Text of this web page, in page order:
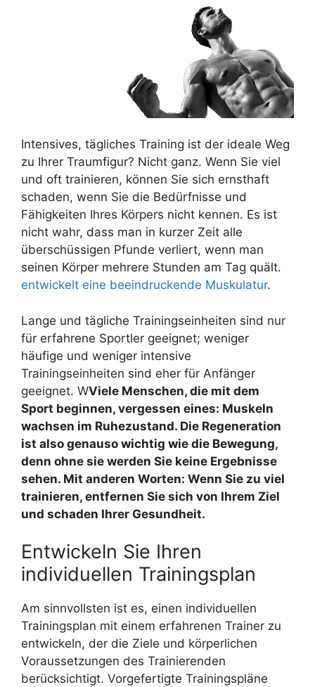
Intensives, tägliches Training ist der ideale Weg
zu Ihrer Traumfigur? Nicht ganz. Wenn Sie viel
und oft trainieren, können Sie sich ernsthaft
schaden, wenn Sie die Bedürfnisse und
Fähigkeiten Ihres Körpers nicht kennen. Es ist
nicht wahr, dass man in kurzer Zeit alle
überschüssigen Pfunde verliert, wenn man
seinen Körper mehrere Stunden am Tag quält.
entwickelt eine beeindruckende Muskulatur.
Lange und tägliche Trainingseinheiten sind nur
für erfahrene Sportler geeignet; weniger
häufige und weniger intensive
Trainingseinheiten sind eher für Anfänger
geeignet. WViele Menschen, die mit dem
Sport beginnen, vergessen eines: Muskeln
wachsen im Ruhezustand. Die Regeneration
ist also genauso wichtig wie die Bewegung,
denn ohne sie werden Sie keine Ergebnisse
sehen. Mit anderen Worten: Wenn Sie zu viel
trainieren, entfernen Sie sich von Ihrem Ziel
und schaden Ihrer Gesundheit.
Entwickeln Sie Ihren
individuellen Trainingsplan
Am sinnvollsten ist es, einen individuellen
Trainingsplan mit einem erfahrenen Trainer zu
entwickeln, der die Ziele und körperlichen
Voraussetzungen des Trainierenden
berücksichtigt. Vorgefertigte Trainingspläne